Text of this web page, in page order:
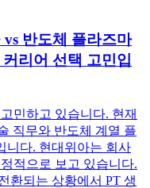
반도체 플라즈마
리어 선택 고민입
민하고 있습니다. 현재
직무와 반도체 계열 플
니다. 현대위아는 회사
적으로 보고 있습니다.
환되는 상황에서 PT 생